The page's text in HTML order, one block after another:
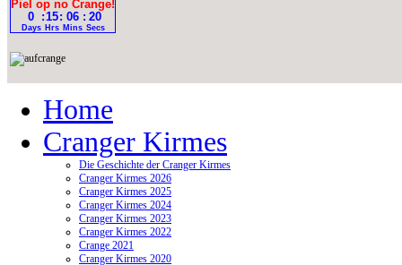
Home
Cranger Kirmes
Die Geschichte der Cranger Kirmes
Cranger Kirmes 2026
Cranger Kirmes 2025
Cranger Kirmes 2024
Cranger Kirmes 2023
Cranger Kirmes 2022
Crange 2021
Cranger Kirmes 2020